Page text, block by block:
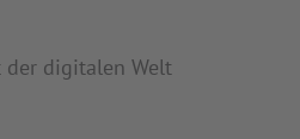
der digitalen Welt